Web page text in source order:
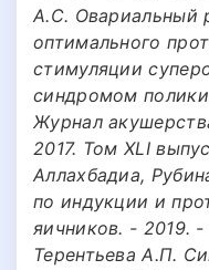
А.С. Овариальный
оптимального
стимуляции
синдромом
Журнал
2017. Том XLI
Аллахбадиа,
по индукции и
яичников. - 2019.
Терентьева А.П.